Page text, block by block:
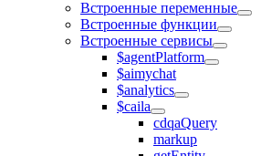
Встроенные переменные
Встроенные функции
Встроенные сервисы
$agentPlatform
$aimychat
$analytics
$caila
cdqaQuery
markup